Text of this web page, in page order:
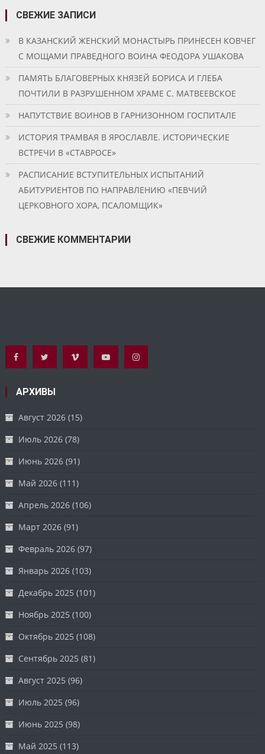
СВЕЖИЕ ЗАПИСИ
В КАЗАНСКИЙ ЖЕНСКИЙ МОНАСТЫРЬ ПРИНЕСЕН КОВЧЕГ
С МОЩАМИ ПРАВЕДНОГО ВОИНА ФЕОДОРА УШАКОВА
ПАМЯТЬ БЛАГОВЕРНЫХ КНЯЗЕЙ БОРИСА И ГЛЕБА
ПОЧТИЛИ В РАЗРУШЕННОМ ХРАМЕ С. МАТВЕЕВСКОЕ
НАПУТСТВИЕ ВОИНОВ В ГАРНИЗОННОМ ГОСПИТАЛЕ
ИСТОРИЯ ТРАМВАЯ В ЯРОСЛАВЛЕ. ИСТОРИЧЕСКИЕ
ВСТРЕЧИ В «СТАВРОСЕ»
РАСПИСАНИЕ ВСТУПИТЕЛЬНЫХ ИСПЫТАНИЙ
АБИТУРИЕНТОВ ПО НАПРАВЛЕНИЮ «ПЕВЧИЙ
ЦЕРКОВНОГО ХОРА, ПСАЛОМЩИК»
СВЕЖИЕ КОММЕНТАРИИ
АРХИВЫ
Август 2026 (15)
Июль 2026 (78)
Июнь 2026 (91)
Май 2026 (111)
Апрель 2026 (106)
Март 2026 (91)
Февраль 2026 (97)
Январь 2026 (103)
Декабрь 2025 (101)
Ноябрь 2025 (100)
Октябрь 2025 (108)
Сентябрь 2025 (81)
Август 2025 (96)
Июль 2025 (96)
Июнь 2025 (98)
Май 2025 (113)